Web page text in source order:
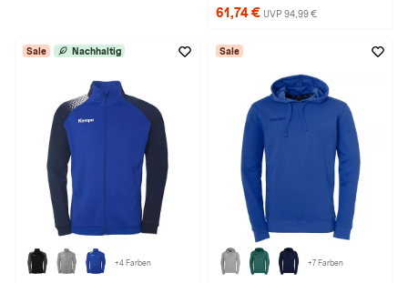
61,74 € UVP 94,99 €
Sale Nachhaltig
+4 Farben
Sale
+7 Farben